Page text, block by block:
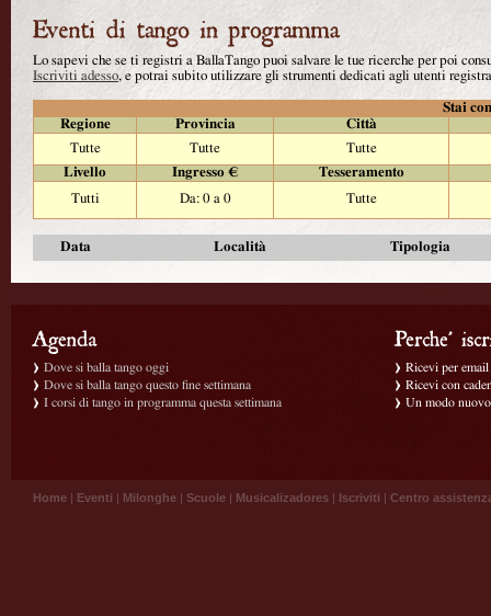
Lo sapevi che se ti registri a BallaTango puoi salvare le tue ricerche per poi
Iscriviti adesso, e potrai subito utilizzare gli strumenti dedicati agli utenti
Stai
Regione
Provincia
Città
Tutte
Tutte
Tutte
Livello
Ingresso €
Tesseramento
Tutti
Da: 0 a 0 Tutte
Data Località Tipologia
Dove si balla tango oggi
Dove si balla tango questo fine settimana
I corsi di tango in programma questa settimana
Ricevi per
Ricevi con
Un modo
Home | Eventi | Milonghe | Scuole | Musicalizadores | Iscriviti | Centro